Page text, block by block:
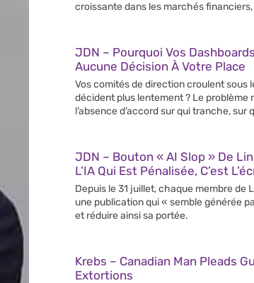
croissante dans les marchés
JDN – Pourquoi Vos
Aucune Décision À Votre Place
Vos comités de direction croulent sous
décident plus lentement ? Le problème
l’absence d’accord sur qui tranche, sur
JDN – Bouton « AI Slop » De
L’IA Qui Est Pénalisée, C’est
Depuis le 31 juillet, chaque membre de
une publication qui « semble générée
et réduire ainsi sa portée.
Krebs – Canadian Man Pleads
Extortions